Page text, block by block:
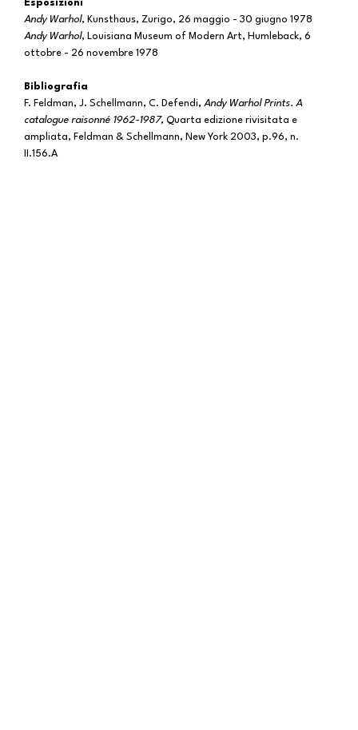
Esposizioni
Andy Warhol, Kunsthaus, Zurigo, 26 maggio - 30 giugno 1978
Andy Warhol, Louisiana Museum of Modern Art, Humleback, 6
ottobre - 26 novembre 1978
Bibliografia
F. Feldman, J. Schellmann, C. Defendi, Andy Warhol Prints. A
catalogue raisonné 1962-1987, Quarta edizione rivisitata e
ampliata, Feldman & Schellmann, New York 2003, p.96, n.
II.156.A